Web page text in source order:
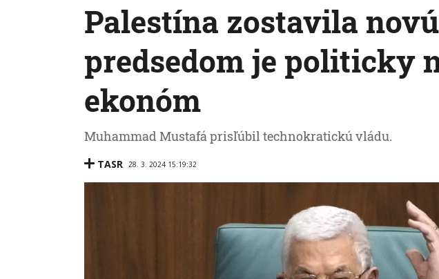
Palestína zostavila
predsedom je politicky
ekonóm
Muhammad Mustafá prisľúbil technokratickú vládu.
TASR 28. 3. 2024 15:19:32